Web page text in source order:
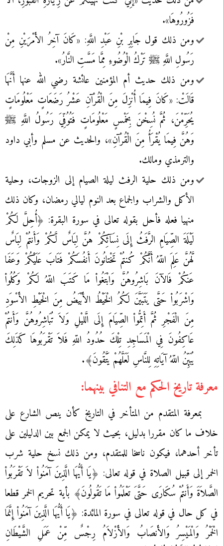
فَزُورُوهَا».
ومن ذلك قول جَابِرِ بْنِ عَبْدِ اللَّهِ: «كَانَ آخِرُ الأَمْرَيْنِ مِنْ
رَسُولِ اللَّهِ ﷺ تَرْكُ الْوُضُوءِ مِمَّا مَسَّتِ النَّارُ».
ومن ذلك حديث أم المؤمنين عائشة رضي الله عنها أَنَّهَا
قَالَتْ: «كَانَ فِيمَا أُنْزِلَ مِنَ الْقُرْآنِ عَشْرُ رَضَعَاتٍ مَعْلُومَاتٍ
يُحَرِّمْنَ،‏ ثُمَّ نُسِخْنَ بِخَمْسٍ مَعْلُومَاتٍ فَتُوُفِّيَ رَسُولُ اللَّهِ ﷺ
وَهُنَّ فِيمَا يُقْرَأُ مِنَ الْقُرْآنِ»، والحديث عن مسلم وأبي داود
والترمذي ومالك.
ومن ذلك حلية الرفث ليلة الصيام إلى الزوجات، وحلية
الأكل والشراب والجماع بعد النوم ليالي رمضان، وكان ذلك
منهيا فعله فأحل بقوله تعالى في سورة البقرة: ﴿أُحِلَّ لَكُمْ
لَيْلَةَ الصِّيَامِ الرَّفَثُ إِلَى نِسَآئِكُمْ هُنَّ لِبَاسٌ لَّكُمْ وَأَنتُمْ لِبَاسٌ
لَّهُنَّ عَلِمَ اللّهُ أَنَّكُمْ كُنتُمْ تَخْتانُونَ أَنفُسَكُمْ فَتَابَ عَلَيْكُمْ وَعَفَا
عَنكُمْ فَالآنَ بَاشِرُوهُنَّ وَابْتَغُواْ مَا كَتَبَ اللّهُ لَكُمْ وَكُلُواْ
وَاشْرَبُواْ حَتَّى يَتَبَيَّنَ لَكُمُ الْخَيْطُ الأَبْيَضُ مِنَ الْخَيْطِ الأَسْوَدِ
مِنَ الْفَجْرِ ثُمَّ أَتِمُّواْ الصِّيَامَ إِلَى الَّليْلِ وَلاَ تُبَاشِرُوهُنَّ وَأَنتُمْ
عَاكِفُونَ فِي الْمَسَاجِدِ تِلْكَ حُدُودُ اللّهِ فَلاَ تَقْرَبُوهَا كَذَلِكَ
يُبَيِّنُ اللّهُ آيَاتِهِ لِلنَّاسِ لَعَلَّهُمْ يَتَّقُونَ﴾.
معرفة تاريخ الحكم مع التنافي بينهما:
بمعرفة المتقدم من المتأخر في التاريخ كأن ينص الشارع على
خلاف ما كان مقررا بدليل، بحيث لا يمكن الجمع بين الدليلين على
تأخر أحدهما، فيكون ناسخا للمتقدم، ومن ذلك نسخ حلية شرب
الخمر إلى قبيل الصلاة في قوله تعالى: ﴿يَا أَيُّهَا الَّذِينَ آمَنُواْ لاَ تَقْرَبُواْ
الصَّلاَةَ وَأَنتُمْ سُكَارَى حَتَّىَ تَعْلَمُواْ مَا تَقُولُونَ﴾ بأية تحريم الخمر قطعا
في كل حال في قوله تعالى في سورة المائدة: ﴿يَا أَيُّهَا الَّذِينَ آمَنُواْ إِنَّمَا
الْخَمْرُ وَالْمَيْسِرُ وَالأَنصَابُ وَالأَزْلاَمُ رِجْسٌ مِّنْ عَمَلِ الشَّيْطَانِ